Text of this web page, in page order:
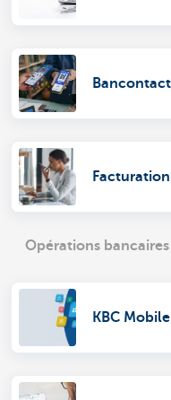
Opérations
KBC Mobile